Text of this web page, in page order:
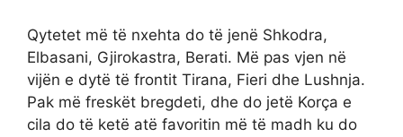
Qytetet më të nxehta do të jenë Shkodra,
Elbasani, Gjirokastra, Berati. Më pas vjen në
vijën e dytë të frontit Tirana, Fieri dhe Lushnja.
Pak më freskët bregdeti, dhe do jetë Korça e
cila do të ketë atë favoritin më të madh ku do